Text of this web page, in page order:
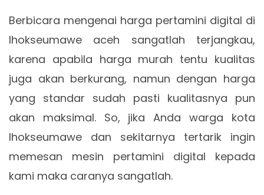
Berbicara mengenai harga pertamini digital di
lhokseumawe aceh sangatlah terjangkau,
karena apabila harga murah tentu kualitas
juga akan berkurang, namun dengan harga
yang standar sudah pasti kualitasnya pun
akan maksimal. So, jika Anda warga kota
lhokseumawe dan sekitarnya tertarik ingin
memesan mesin pertamini digital kepada
kami maka caranya sangatlah.